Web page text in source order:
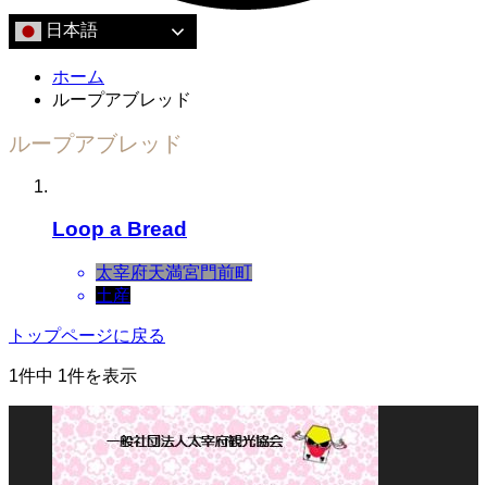
日本語
ホーム
ループアブレッド
ループアブレッド
Loop a Bread
太宰府天満宮門前町
土産
トップページに戻る
1件中 1件を表示